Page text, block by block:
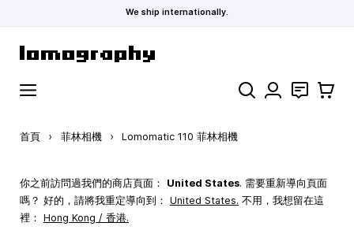
We ship internationally.
搜索 聯絡 購物車
首頁 › 菲林相機 › Lomomatic 110 菲林相機
你之前訪問過我們的商店頁面： United States. 需要重新導向頁面
嗎？ 好的，請將我重定導向到： United States. 不用，我想留在這
裡： Hong Kong / 香港.